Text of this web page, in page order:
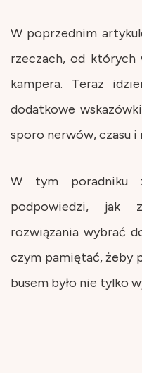
W poprzednim
rzeczach, od których
kampera. Teraz
dodatkowe
sporo nerwów, czasu
W tym poradniku
podpowiedzi, jak
rozwiązania wybrać
czym pamiętać, żeby
busem było nie tylko